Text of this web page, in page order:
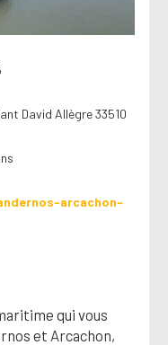
David Allègre 33510
arcachon-
qui vous
et Arcachon,